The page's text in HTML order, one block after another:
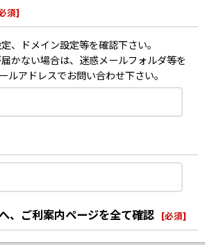
須]
、ドメイン設定等を確認下さい。
かない場合は、迷惑メールフォルダ等を
ルアドレスでお問い合わせ下さい。
、ご利案内ページを全て確認 [必須]